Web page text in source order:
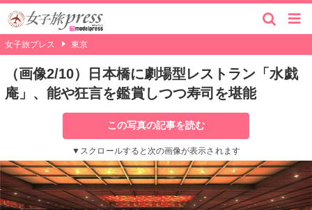
女子旅プレス 東京
（画像2/10）日本橋に劇場型レストラン「水戯
庵」、能や狂言を鑑賞しつつ寿司を堪能
この写真の記事を読む
▼スクロールすると次の画像が表示されます